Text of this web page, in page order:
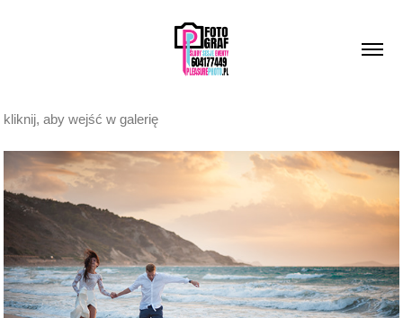
kliknij, aby wejść w galerię